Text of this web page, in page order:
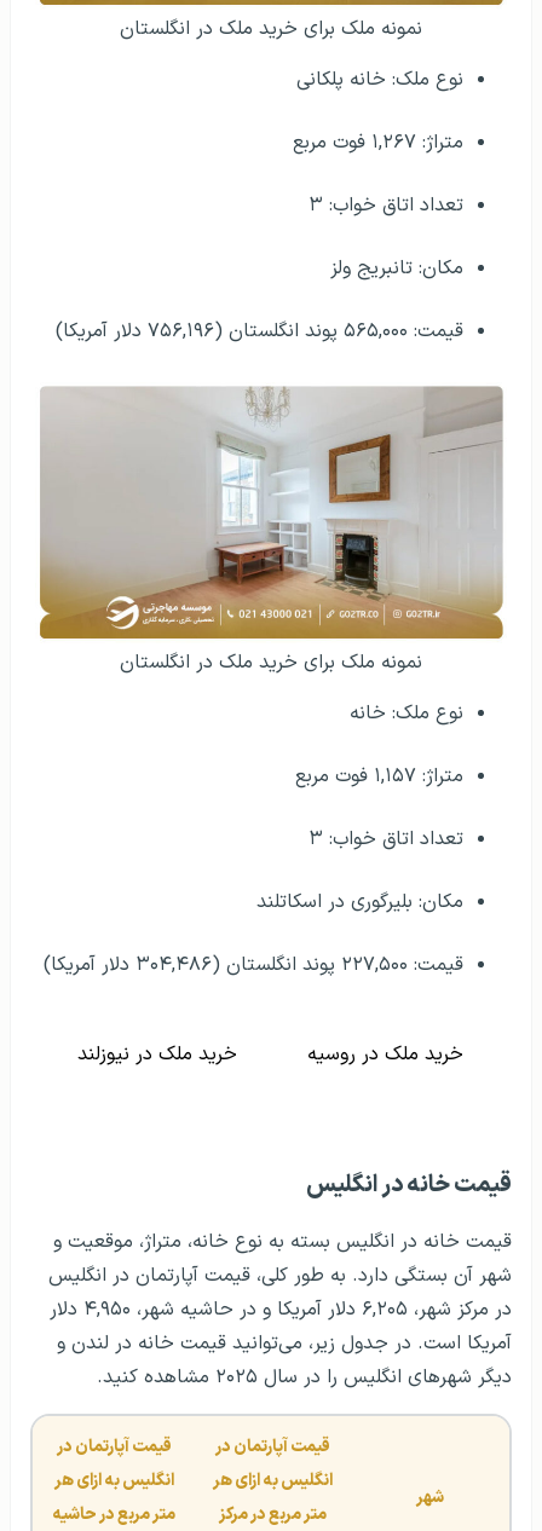
نمونه ملک برای خرید ملک در انگلستان
نوع ملک: خانه پلکانی
متراژ: ۱,۲۶۷ فوت مربع
تعداد اتاق خواب: ۳
مکان: تانبریج ولز
قیمت: ۵۶۵,۰۰۰ پوند انگلستان (۷۵۶,۱۹۶ دلار آمریکا)
نمونه ملک برای خرید ملک در انگلستان
نوع ملک: خانه
متراژ: ۱,۱۵۷ فوت مربع
تعداد اتاق خواب: ۳
مکان: بلیرگوری در اسکاتلند
قیمت: ۲۲۷,۵۰۰ پوند انگلستان (۳۰۴,۴۸۶ دلار آمریکا)
خرید ملک در روسیه خرید ملک در نیوزلند
قیمت خانه در انگلیس
قیمت خانه در انگلیس بسته به نوع خانه، متراژ، موقعیت و
شهر آن بستگی دارد‌. به طور کلی، قیمت آپارتمان در انگلیس
در مرکز شهر، ۶,۲۰۵ دلار آمریکا و در حاشیه شهر، ۴,۹۵۰ دلار
آمریکا است. در جدول زیر، می‌توانید قیمت خانه در لندن و
دیگر شهرهای انگلیس را در سال ۲۰۲۵ مشاهده کنید.
شهر